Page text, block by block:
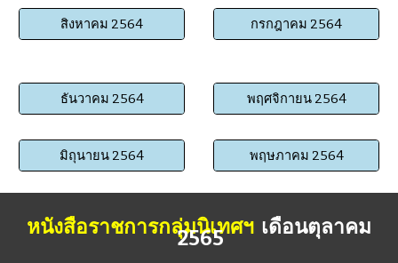
สิงหาคม 2564 กรกฎาคม 2564
ธันวาคม 2564
มิถุนายน 2564
พฤศจิกายน 2564
พฤษภาคม 2564
หนังสือราชการกลุ่มนิเทศฯ เดือนตุลาคม
2565